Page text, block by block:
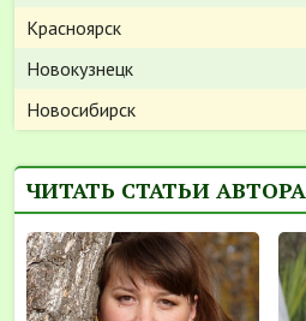
Красноярск
Новокузнецк
Новосибирск
ЧИТАТЬ СТАТЬИ АВТОРА